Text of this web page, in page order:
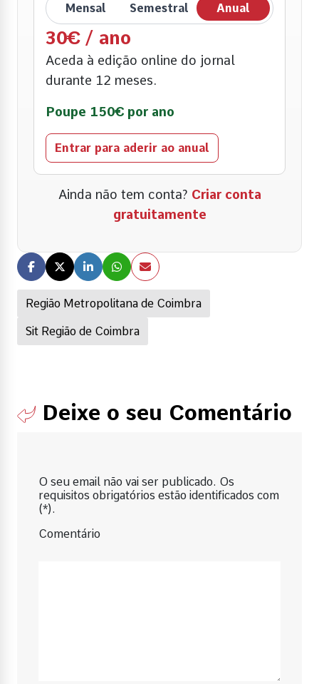
Região Metropolitana de Coimbra
Sit Região de Coimbra
Mensal
Semestral Anual
30€ / ano
Aceda à edição online do jornal
durante 12 meses.
Poupe 150€ por ano
Entrar para aderir ao anual
Ainda não tem conta? Criar conta
gratuitamente
Deixe o seu Comentário
O seu email não vai ser publicado. Os
requisitos obrigatórios estão identificados com
(*).
Comentário